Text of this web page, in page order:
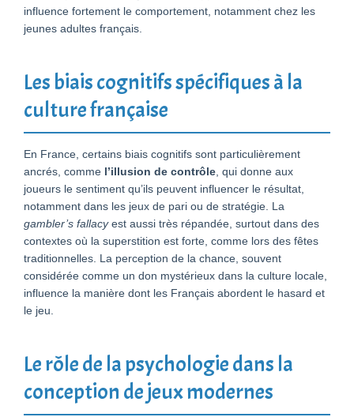
influence fortement le comportement, notamment chez les
jeunes adultes français.
Les biais cognitifs spécifiques à la
culture française
En France, certains biais cognitifs sont particulièrement
ancrés, comme l’illusion de contrôle , qui donne aux
joueurs le sentiment qu’ils peuvent influencer le résultat,
notamment dans les jeux de pari ou de stratégie. La
gambler’s fallacyest aussi très répandée, surtout dans des
contextes où la superstition est forte, comme lors des fêtes
traditionnelles. La perception de la chance, souvent
considérée comme un don mystérieux dans la culture locale,
influence la manière dont les Français abordent le hasard et
le jeu.
Le rôle de la psychologie dans la
conception de jeux modernes